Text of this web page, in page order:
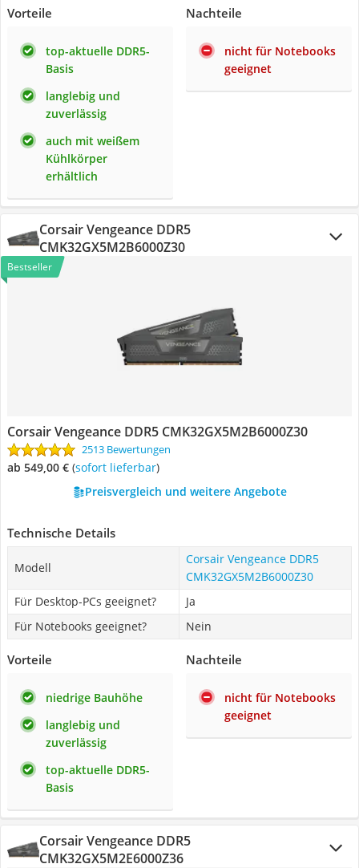
Vorteile
top-aktuelle DDR5-
Basis
langlebig und
zuverlässig
auch mit weißem
Kühlkörper
erhältlich
Nachteile
nicht für Notebooks
geeignet
Corsair Vengeance DDR5
CMK32GX5M2B6000Z30
Bestseller
Corsair Vengeance DDR5 CMK32GX5M2B6000Z30
2513 Bewertungen
ab 549,00 € ( Sofort lieferbar)
Preisvergleich und weitere Angebote
Technische Details
Modell
Corsair Vengeance DDR5
CMK32GX5M2B6000Z30
Für Desktop-PCs geeignet?
Ja
Für Notebooks geeignet?
Nein
Vorteile
niedrige Bauhöhe
langlebig und
zuverlässig
top-aktuelle DDR5-
Basis
Nachteile
nicht für Notebooks
geeignet
Corsair Vengeance DDR5
CMK32GX5M2E6000Z36